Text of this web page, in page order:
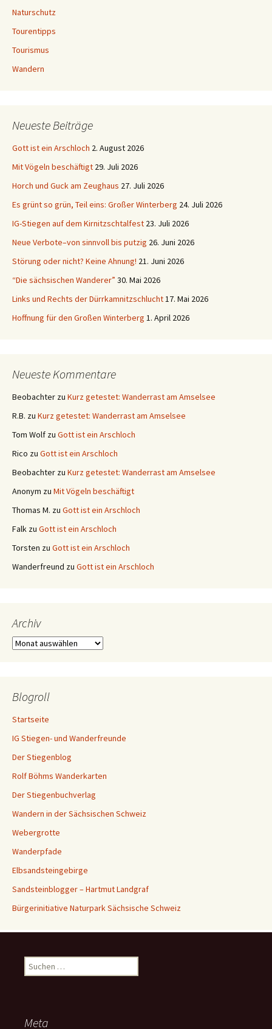
Naturschutz
Tourentipps
Tourismus
Wandern
Neueste Beiträge
Gott ist ein Arschloch 2. August 2026
Mit Vögeln beschäftigt 29. Juli 2026
Horch und Guck am Zeughaus 27. Juli 2026
Es grünt so grün, Teil eins: Großer Winterberg 24. Juli 2026
IG-Stiegen auf dem Kirnitzschtalfest 23. Juli 2026
Neue Verbote–von sinnvoll bis putzig 26. Juni 2026
Störung oder nicht? Keine Ahnung! 21. Juni 2026
“Die sächsischen Wanderer” 30. Mai 2026
Links und Rechts der Dürrkamnitzschlucht17. Mai 2026
Hoffnung für den Großen Winterberg 1. April 2026
Neueste Kommentare
Beobachter zu Kurz getestet: Wanderrast am Amselsee
R.B. zu Kurz getestet: Wanderrast am Amselsee
Tom Wolf zu Gott ist ein Arschloch
Rico zu Gott ist ein Arschloch
Beobachter zu Kurz getestet: Wanderrast am Amselsee
Anonym zu Mit Vögeln beschäftigt
Thomas M. zu Gott ist ein Arschloch
Falk zu Gott ist ein Arschloch
Torsten zu Gott ist ein Arschloch
Wanderfreund zu Gott ist ein Arschloch
Archiv
Archiv
Blogroll
Startseite
IG Stiegen- und Wanderfreunde
Der Stiegenblog
Rolf Böhms Wanderkarten
Der Stiegenbuchverlag
Wandern in der Sächsischen Schweiz
Webergrotte
Wanderpfade
Elbsandsteingebirge
Sandsteinblogger – Hartmut Landgraf
Bürgerinitiative Naturpark Sächsische Schweiz
Suchen
nach:
Meta